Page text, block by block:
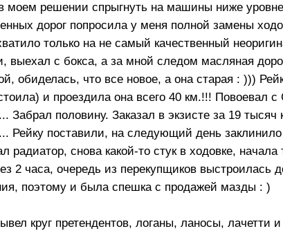
моем решении спрыгнуть на машины ниже
дорог попросила у меня полной замены
только на не самый качественный
выехал с бокса, а за мной следом масляная
обиделась, что все новое, а она старая : )))
и проездила она всего 40 км.!!! Повоевал
Забрал половину. Заказал в экзисте за 19
Рейку поставили, на следующий день
радиатор, снова какой-то стук в ходовке,
2 часа, очередь из перекупщиков выстроилась
поэтому и была спешка с продажей мазды : )
круг претендентов, логаны, ланосы,